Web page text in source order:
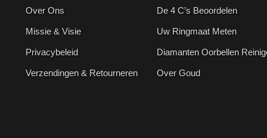
Over Ons
Missie & Visie
Privacybeleid
Verzendingen & Retourneren
De 4 C’s Beoordelen
Uw Ringmaat Meten
Diamanten Oorbellen
Over Goud